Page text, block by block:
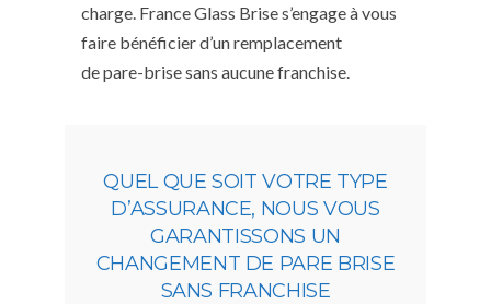
charge. France Glass Brise s’engage à vous
faire bénéficier d’un remplacement
de pare-brise sans aucune franchise.
QUEL QUE SOIT VOTRE TYPE
D’ASSURANCE, NOUS VOUS
GARANTISSONS UN
CHANGEMENT DE PARE BRISE
SANS FRANCHISE